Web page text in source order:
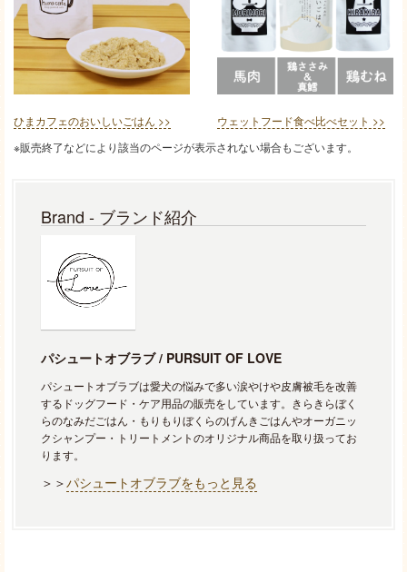
ひまカフェのおいしいごはん >>
ウェットフード食べ比べセット >>
※販売終了などにより該当のページが表示されない場合もございます。
Brand - ブランド紹介
パシュートオブラブ / PURSUIT OF LOVE
パシュートオブラブは愛犬の悩みで多い涙やけや皮膚被毛を改善
するドッグフード・ケア用品の販売をしています。きらきらぼく
らのなみだごはん・もりもりぼくらのげんきごはんやオーガニッ
クシャンプー・トリートメントのオリジナル商品を取り扱ってお
ります。
＞＞パシュートオブラブをもっと見る